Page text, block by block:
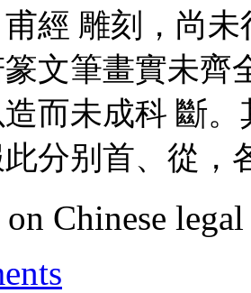
經 雕刻，尚
文筆畫實未齊
而未成科 斷
分别首、從，
on Chinese